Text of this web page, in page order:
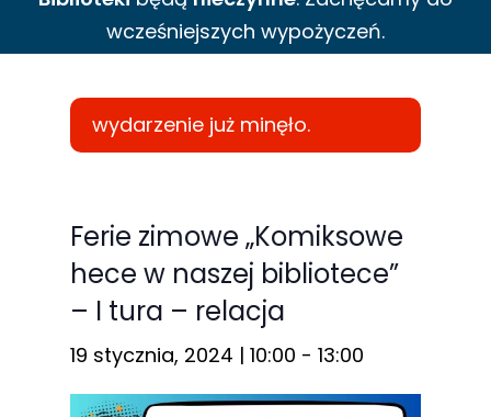
wcześniejszych wypożyczeń.
wydarzenie już minęło.
Ferie zimowe „Komiksowe
hece w naszej bibliotece”
– I tura – relacja
19 stycznia, 2024 | 10:00 - 13:00
Te pliki cookie
nie są
opcjonalne. Są
one potrzebne
funkcjonowania
strony